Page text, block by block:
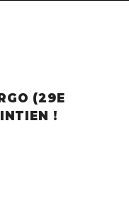
(29E
!